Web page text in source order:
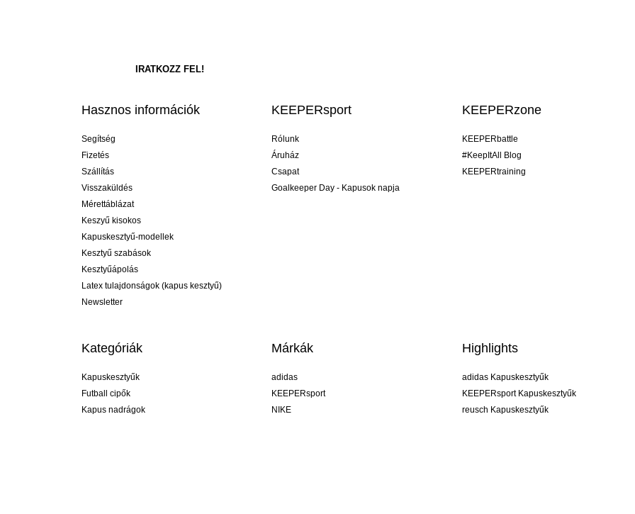
Hasznos információk
Segítség
Fizetés
Szállítás
Visszaküldés
Mérettáblázat
Keszyű kisokos
Kapuskesztyű-modellek
Kesztyű szabások
Kesztyűápolás
Latex tulajdonságok (kapus kesztyű)
Newsletter
KEEPERsport
Rólunk
Áruház
Csapat
Goalkeeper Day - Kapusok napja
KEEPERzone
KEEPERbattle
#KeepItAll Blog
KEEPERtraining
Kategóriák
Kapuskesztyűk
Futball cipők
Kapus nadrágok
Márkák
adidas
KEEPERsport
NIKE
Highlights
adidas Kapuskesztyűk
KEEPERsport Kapuskesztyűk
reusch Kapuskesztyűk